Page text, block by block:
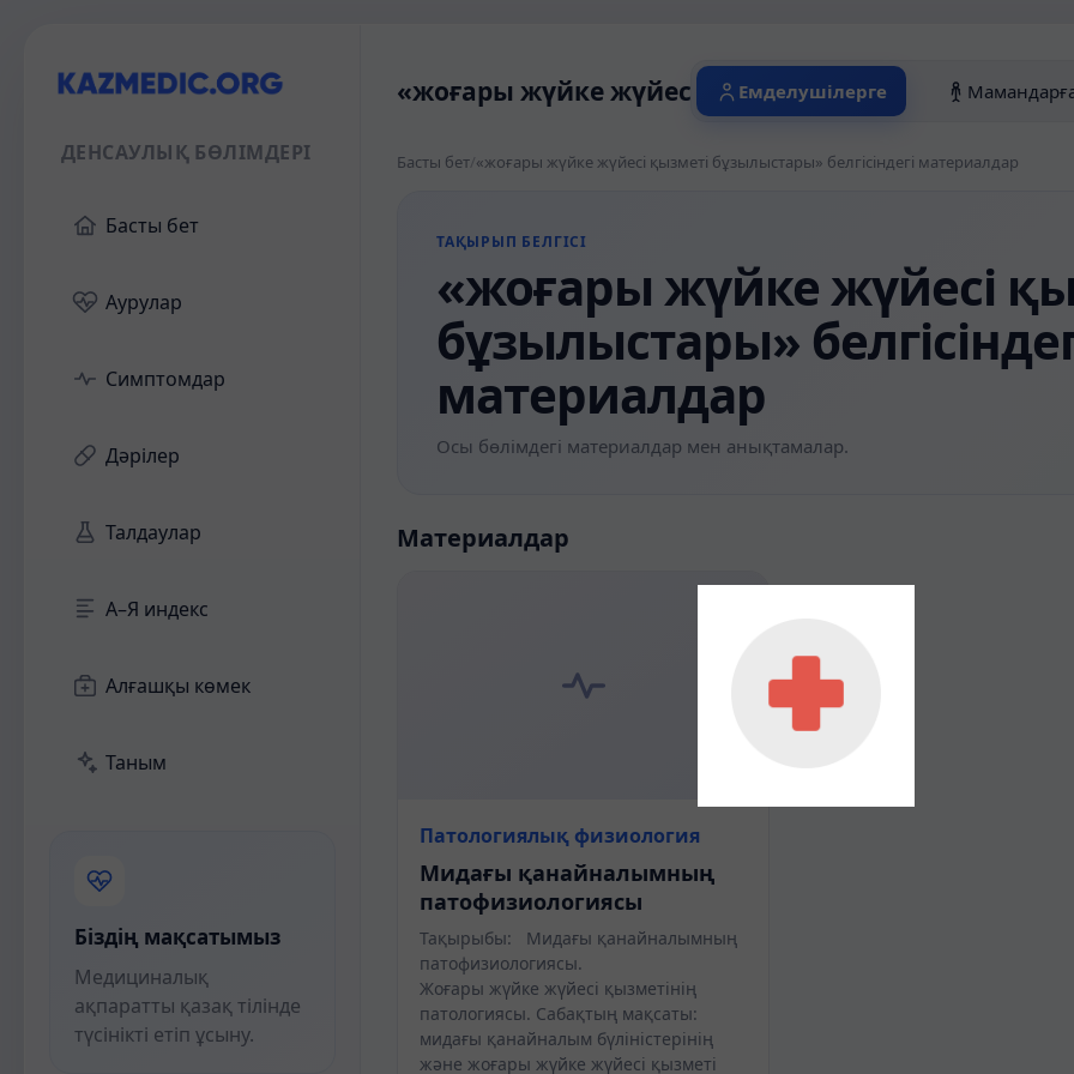
ДЕНСАУЛЫҚ БӨЛІМДЕРІ
Басты бет
Аурулар
Симптомдар
Дәрілер
Талдаулар
А–Я индекс
Алғашқы көмек
Таным
Біздің мақсатымыз
Медициналық
ақпаратты қазақ тілінде
түсінікті етіп ұсыну.
«жоғары жүйке жүйесі қызметі бұзылыстары»
Емделушілерге
Басты бет/«жоғары жүйке жүйесі қызметі бұзылыстары» белгісіндегі материалдар
ТАҚЫРЫП БЕЛГІСІ
«жоғары жүйке жүйесі
бұзылыстары»
материалдар
Осы бөлімдегі материалдар мен анықтамалар.
Материалдар
Патологиялық физиология
Мидағы қанайналымның
патофизиологиясы
Тақырыбы: Мидағы қанайналымның
патофизиологиясы.
Жоғары жүйке жүйесі қызметінің
патологиясы. Сабақтың мақсаты:
мидағы қанайналым бүліністерінің
және жоғары жүйке жүйесі қызметі